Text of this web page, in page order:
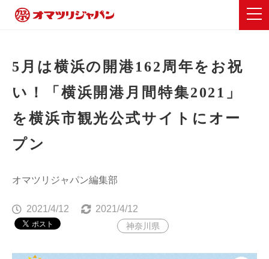
5月は横浜の開港162周年をお祝
い！「横浜開港月間特集2021」
を横浜市観光公式サイトにオー
プン
オマツリジャパン編集部
2021/4/12 2021/4/12
神奈川県